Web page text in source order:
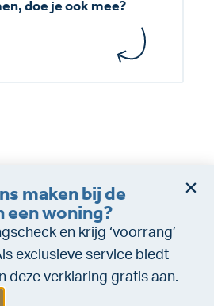
doe je ook mee?
Disclaimer
(makelaardij)
WeTransfer
maken bij de
een woning?
en krijg ‘voorrang’
exclusieve service biedt
deze verklaring gratis aan.